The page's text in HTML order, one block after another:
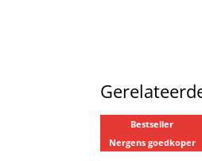
Bestseller
Nergens goedkoper